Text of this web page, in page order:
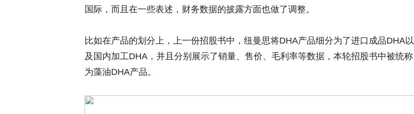
国际，而且在一些表述，财务数据的披露方面也做了调整。
比如在产品的划分上，上一份招股书中，纽曼思将DHA产品细分为了进口成品DHA以
及国内加工DHA，并且分别展示了销量、售价、毛利率等数据，本轮招股书中被统称
为藻油DHA产品。